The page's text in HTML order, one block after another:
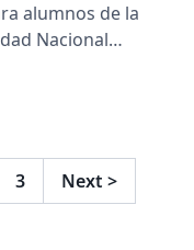
alumnos de la
Nacional
3 Next >